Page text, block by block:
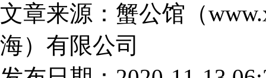
文章来源：蟹公馆（
海）有限公司